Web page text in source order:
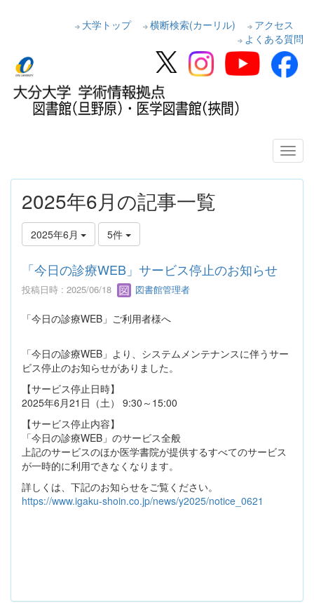
大学トップ 横断検索(カーリル)
アクセス
よくある質問
2025年6月の記事一覧
2025年6月 5件
「今日の診療WEB」サービス停止のお知らせ
投稿日時 : 2025/06/18 図書館管理者
「今日の診療WEB」ご利用者様へ
「今日の診療WEB」より、システムメンテナンスに伴うサー
ビス停止のお知らせがありました。
【サービス停止日時】
2025年6月21日（土） 9:30～15:00
【サービス停止内容】
「今日の診療WEB」のサービス全般
上記のサービスのほか医学書院が提供するすべてのサービス
が一時的に利用できなくなります。
詳しくは、下記のお知らせをご覧ください。
https://www.igaku-shoin.co.jp/news/y2025/notice_0621